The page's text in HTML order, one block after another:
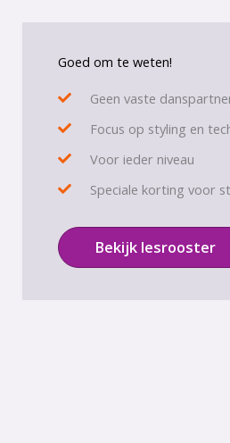
Goed om te weten!
Geen vaste
Focus op styling en
Voor ieder niveau
Speciale korting voor
Bekijk lesrooster